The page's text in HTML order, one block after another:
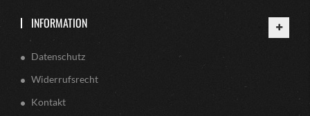
INFORMATION
Datenschutz
Widerrufsrecht
Kontakt